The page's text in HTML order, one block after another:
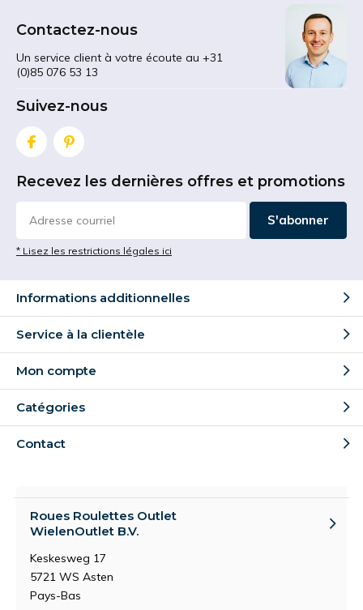
Contactez-nous
Un service client à votre écoute au +31
(0)85 076 53 13
Suivez-nous
Recevez les dernières offres et promotions
S'abonner
* Lisez les restrictions légales ici
Informations additionnelles
Service à la clientèle
Mon compte
Catégories
Contact
Roues Roulettes Outlet
WielenOutlet B.V.
Keskesweg 17
5721 WS Asten
Pays-Bas